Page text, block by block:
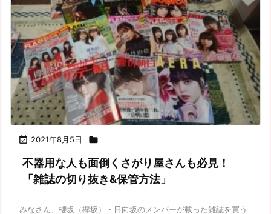
 2021年8月5日 
不器用な人も面倒くさがり屋さんも必見！
「雑誌の切り抜き&保管方法」
みなさん、櫻坂（欅坂）・日向坂のメンバーが載った雑誌を買う